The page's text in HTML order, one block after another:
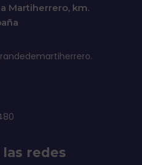
Martiherrero, km.
redes